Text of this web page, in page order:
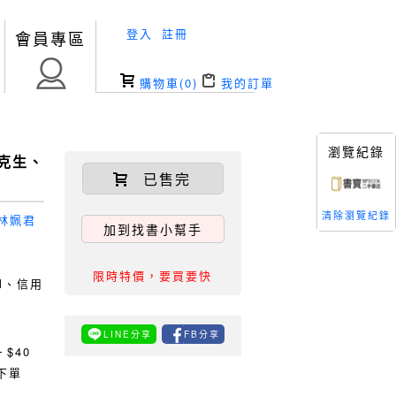
會員專區 登入 註冊
購物車(0) 我的訂單
生、
姵君
信用
$40
單
已售完
加到找書小幫手
限時特價，要買要快
LINE分享 FB分享
瀏覽紀錄
清除瀏覽紀錄